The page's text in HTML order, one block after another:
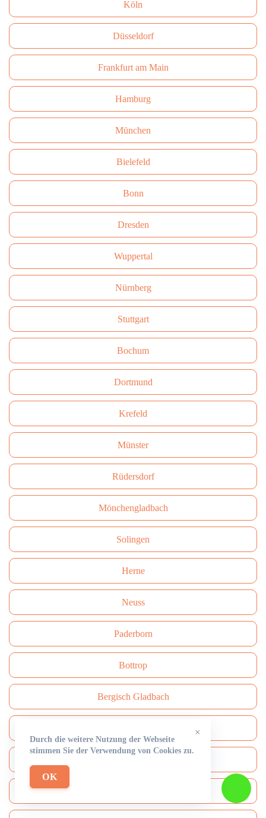
Köln
Düsseldorf
Frankfurt am Main
Hamburg
München
Bielefeld
Bonn
Dresden
Wuppertal
Nürnberg
Stuttgart
Bochum
Dortmund
Krefeld
Münster
Rüdersdorf
Mönchengladbach
Solingen
Herne
Neuss
Paderborn
Bottrop
Bergisch Gladbach
×
Durch die weitere Nutzung der Webseite
stimmen Sie der Verwendung von Cookies zu.
OK